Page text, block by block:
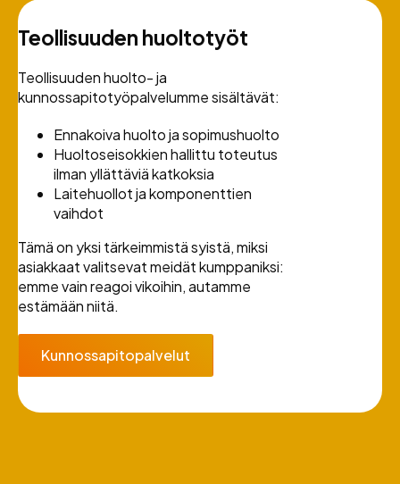
Teollisuuden huoltotyöt
Teollisuuden huolto- ja
kunnossapitotyöpalvelumme sisältävät:
Ennakoiva huolto ja sopimushuolto
Huoltoseisokkien hallittu toteutus
ilman yllättäviä katkoksia
Laitehuollot ja komponenttien
vaihdot
Tämä on yksi tärkeimmistä syistä, miksi
asiakkaat valitsevat meidät kumppaniksi:
emme vain reagoi vikoihin, autamme
estämään niitä.
Kunnossapitopalvelut